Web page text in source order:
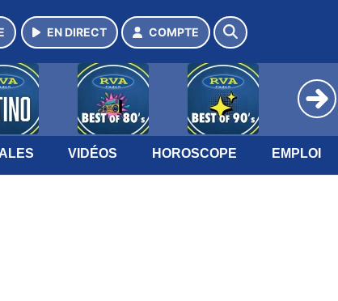
EN DIRECT COMPTE
VIDÉOS HOROSCOPE EMPLOI